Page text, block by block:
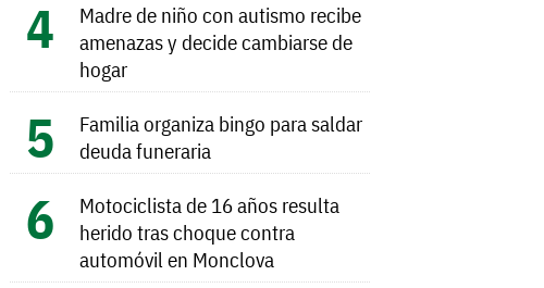
Madre de niño con autismo recibe
amenazas y decide cambiarse de
hogar
Familia organiza bingo para saldar
deuda funeraria
Motociclista de 16 años resulta
herido tras choque contra
automóvil en Monclova